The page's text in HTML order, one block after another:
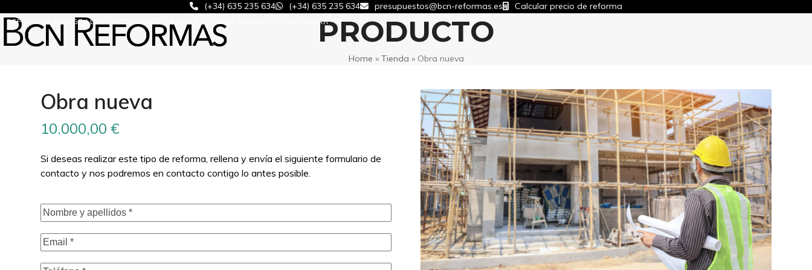
to
content
(+34) 635 235 634 (+34) 635 235 634 presupuestos@bcn-reformas.es Calcular precio de reforma
REFORMAS INTEGRALES CONTACTARPRODUCTO
Home » Tienda » Obra nueva
Obra nueva
10.000,00€
Si deseas realizar este tipo de reforma, rellena y envía el siguiente formulario de
contacto y nos podremos en contacto contigo lo antes posible.